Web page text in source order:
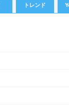
トレンド